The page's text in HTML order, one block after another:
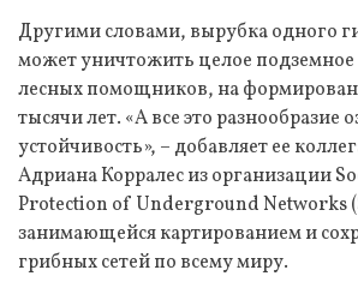
Другими словами, вырубка одного
может уничтожить целое подземное
лесных помощников, на
тысячи лет. «А все это разнообразие
устойчивость», – добавляет ее
Адриана Корралес из организации
Protection of Underground Networks
занимающейся картированием и
грибных сетей по всему миру.